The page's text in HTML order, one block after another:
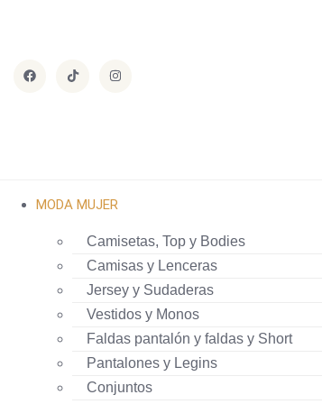
MODA MUJER
Camisetas, Top y Bodies
Camisas y Lenceras
Jersey y Sudaderas
Vestidos y Monos
Faldas pantalón y faldas y Short
Pantalones y Legins
Conjuntos